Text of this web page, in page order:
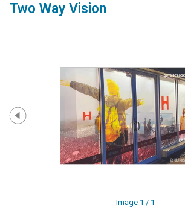
Two Way Vision
Image 1 / 1